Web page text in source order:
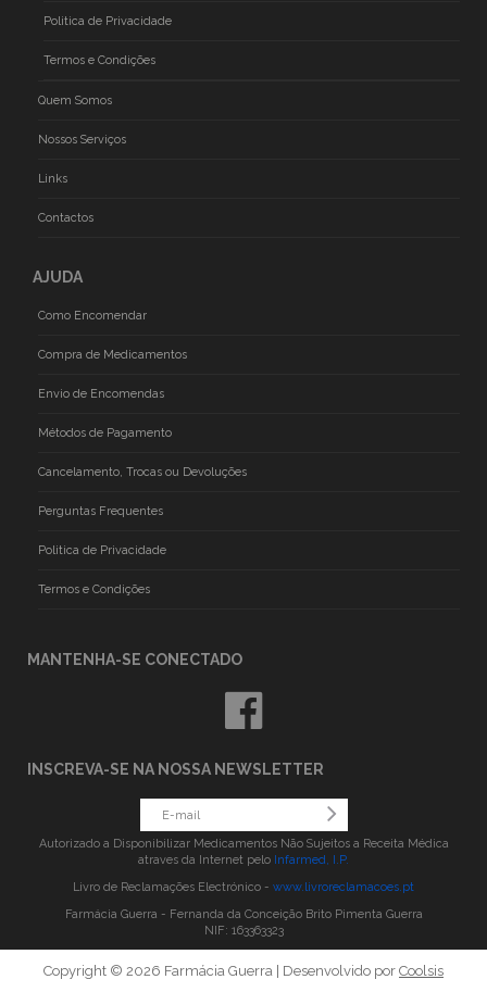
Politica de Privacidade
Termos e Condições
Quem Somos
Nossos Serviços
Links
Contactos
AJUDA
Como Encomendar
Compra de Medicamentos
Envio de Encomendas
Métodos de Pagamento
Cancelamento, Trocas ou Devoluções
Perguntas Frequentes
Politica de Privacidade
Termos e Condições
MANTENHA-SE CONECTADO
INSCREVA-SE NA NOSSA NEWSLETTER
Autorizado a Disponibilizar Medicamentos Não Sujeitos a Receita Médica
atraves da Internet pelo Infarmed, I.P.
Livro de Reclamações Electrónico - www.livroreclamacoes.pt
Farmácia Guerra - Fernanda da Conceição Brito Pimenta Guerra
NIF: 163363323
Copyright © 2026 Farmácia Guerra | Desenvolvido por Coolsis